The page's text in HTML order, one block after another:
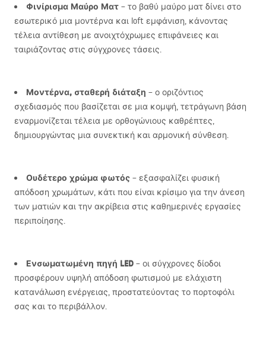
Φινίρισμα Μαύρο Ματ – το βαθύ μαύρο ματ δίνει στο
εσωτερικό μια μοντέρνα και loft εμφάνιση, κάνοντας
τέλεια αντίθεση με ανοιχτόχρωμες επιφάνειες και
ταιριάζοντας στις σύγχρονες τάσεις.
Μοντέρνα, σταθερή διάταξη – ο οριζόντιος
σχεδιασμός που βασίζεται σε μια κομψή, τετράγωνη βάση
εναρμονίζεται τέλεια με ορθογώνιους καθρέπτες,
δημιουργώντας μια συνεκτική και αρμονική σύνθεση.
Ουδέτερο χρώμα φωτός – εξασφαλίζει φυσική
απόδοση χρωμάτων, κάτι που είναι κρίσιμο για την άνεση
των ματιών και την ακρίβεια στις καθημερινές εργασίες
περιποίησης.
Ενσωματωμένη πηγή LED – οι σύγχρονες δίοδοι
προσφέρουν υψηλή απόδοση φωτισμού με ελάχιστη
κατανάλωση ενέργειας, προστατεύοντας το πορτοφόλι
σας και το περιβάλλον.